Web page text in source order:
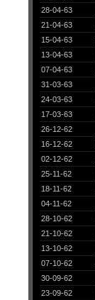
28-04-63
21-04-63
15-04-63
13-04-63
07-04-63
31-03-63
24-03-63
17-03-63
26-12-62
16-12-62
02-12-62
25-11-62
18-11-62
04-11-62
28-10-62
21-10-62
13-10-62
07-10-62
30-09-62
23-09-62